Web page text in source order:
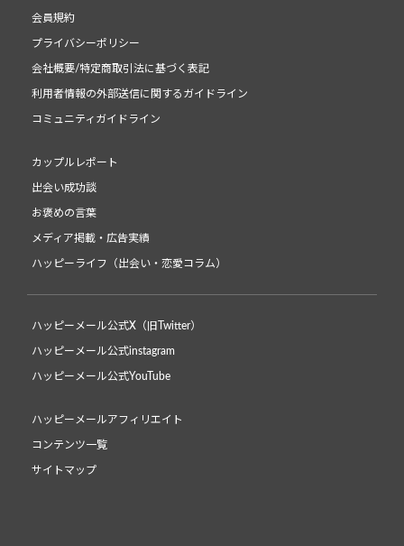
会員規約
プライバシーポリシー
会社概要/特定商取引法に基づく表記
利用者情報の外部送信に関するガイドライン
コミュニティガイドライン
カップルレポート
出会い成功談
お褒めの言葉
メディア掲載・広告実績
ハッピーライフ（出会い・恋愛コラム）
ハッピーメール公式X（旧Twitter）
ハッピーメール公式instagram
ハッピーメール公式YouTube
ハッピーメールアフィリエイト
コンテンツ一覧
サイトマップ